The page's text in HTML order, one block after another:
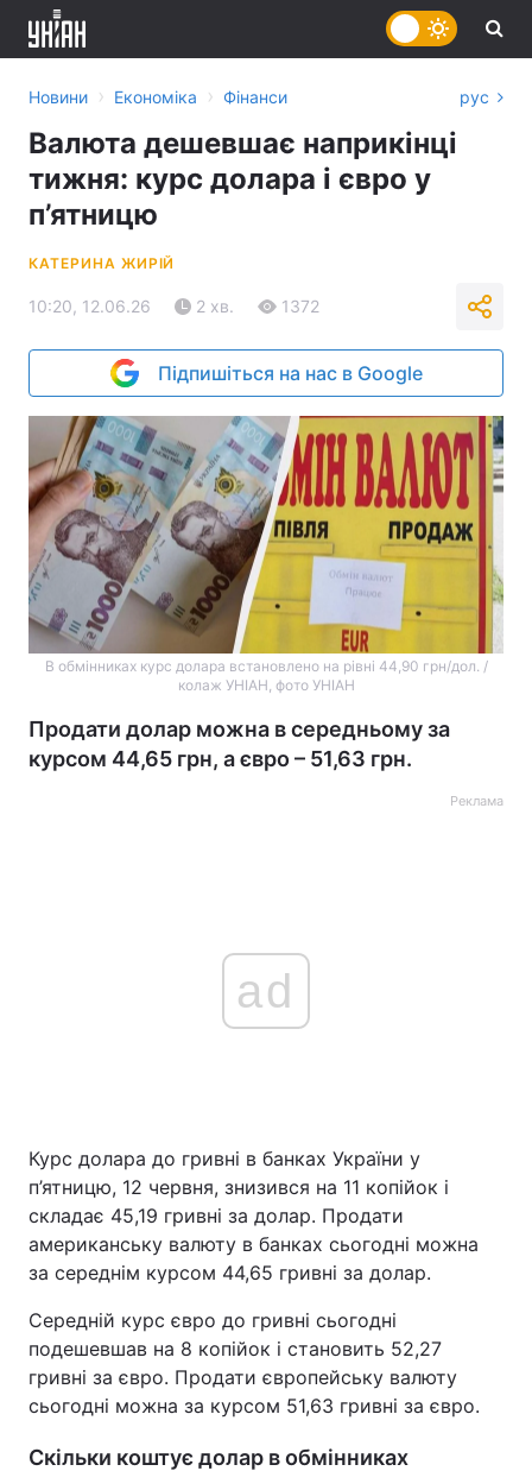
Головна Війна
Україна Політика
Економіка Світ
Спорт Наука
Техно і зв'язок Лайт
Новини › Економіка › Фінанси рус
Валюта дешевшає наприкінці
тижня: курс долара і євро у
п’ятницю
КАТЕРИНА ЖИРІЙ
10:20, 12.06.26 2 хв. 1372
Підпишіться на нас в Google
В обмінниках курс долара встановлено на рівні 44,90 грн/дол. /
колаж УНІАН, фото УНІАН
Продати долар можна в середньому за
курсом 44,65 грн, а євро – 51,63 грн.
Реклама
ad
Курс долара до гривні в банках України у
п’ятницю, 12 червня, знизився на 11 копійок і
складає 45,19 гривні за долар. Продати
американську валюту в банках сьогодні можна
за середнім курсом 44,65 гривні за долар.
Середній курс євро до гривні сьогодні
подешевшав на 8 копійок і становить 52,27
гривні за євро. Продати європейську валюту
сьогодні можна за курсом 51,63 гривні за євро.
Скільки коштує долар в обмінниках